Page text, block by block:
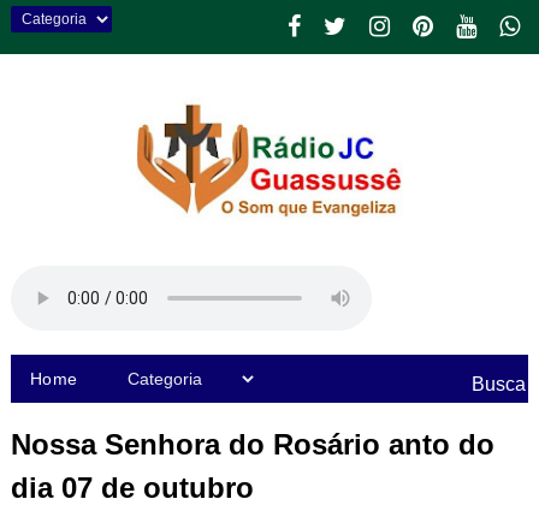
Home Busca
Nossa Senhora do Rosário anto do
dia 07 de outubro